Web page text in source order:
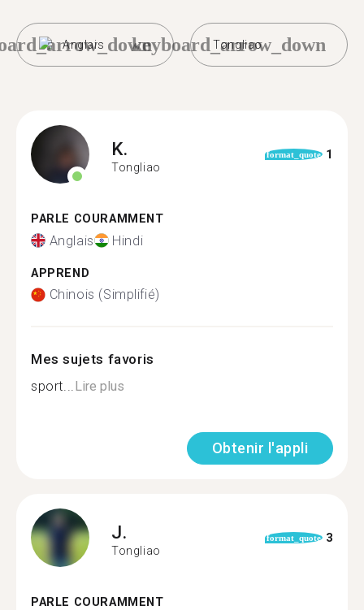
Anglais Tongliao
keyboard_arrow_down
K.
Tongliao
format_quote 1
PARLE COURAMMENT
Anglais Hindi
APPREND
Chinois (Simplifié)
Mes sujets favoris
sport...Lire plus
Obtenir l'appli
J.
Tongliao
format_quote 3
PARLE COURAMMENT